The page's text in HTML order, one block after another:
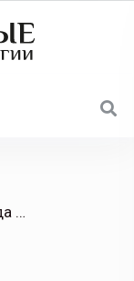
/ Коротко о главном: итоги 2018 года в ОСАГО